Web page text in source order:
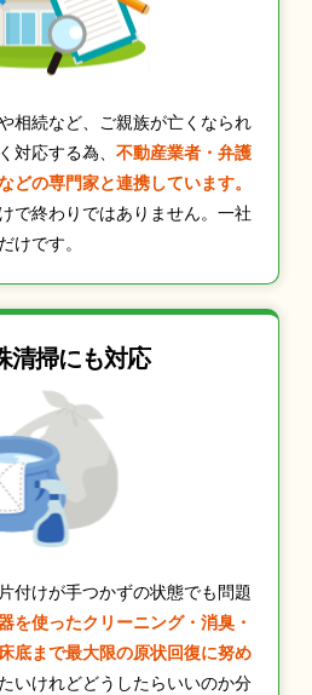
相続など、ご親族が亡くなられ
対応する為、 不動産業者・弁護
どの専門家と連携しています。
で終わりではありません。一社
けです。
清掃にも対応
付けが手つかずの状態でも問題
を使ったクリーニング・消臭・
底まで最大限の原状回復に努め
いけれどどうしたらいいのか分